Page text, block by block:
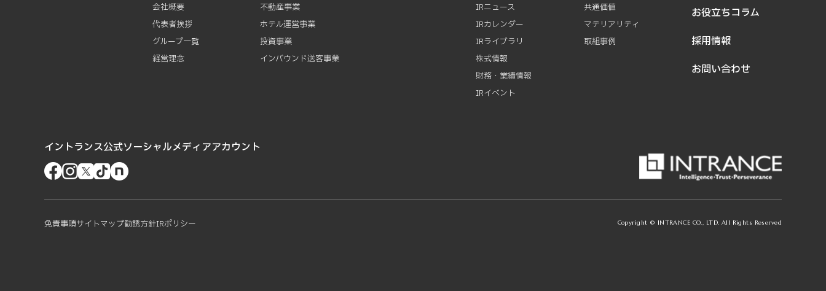
会社概要
代表者挨拶
グループ一覧
経営理念
不動産事業
ホテル運営事業
投資事業
インバウンド送客事業
IRニュース
IRカレンダー
IRライブラリ
株式情報
財務・業績情報
IRイベント
共通価値
マテリアリティ
取組事例
お役立ちコラム
採用情報
お問い合わせ
イントランス公式ソーシャルメディアアカウント
免責事項サイトマップ勧誘方針IRポリシー Copyright © INTRANCE CO., LTD. All Rights Reserved